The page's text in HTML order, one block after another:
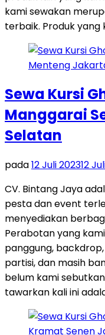
kami sewakan
terbaik. Produk yang
Sewa Kursi
Manggarai
Selatan
pada12 Juli 202312
CV. Bintang Jaya
pesta dan event
menyediakan
Perabotan yang
panggung,
partisi, dan masih
belum kami
tawarkan kali ini